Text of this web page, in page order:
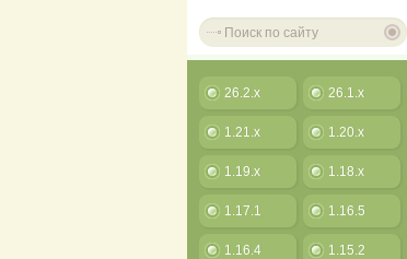
26.2.x 26.1.x
1.21.x 1.20.x
1.19.x 1.18.x
1.17.1 1.16.5
1.16.4 1.15.2